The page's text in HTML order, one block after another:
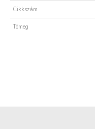
Cikkszám
Tömeg